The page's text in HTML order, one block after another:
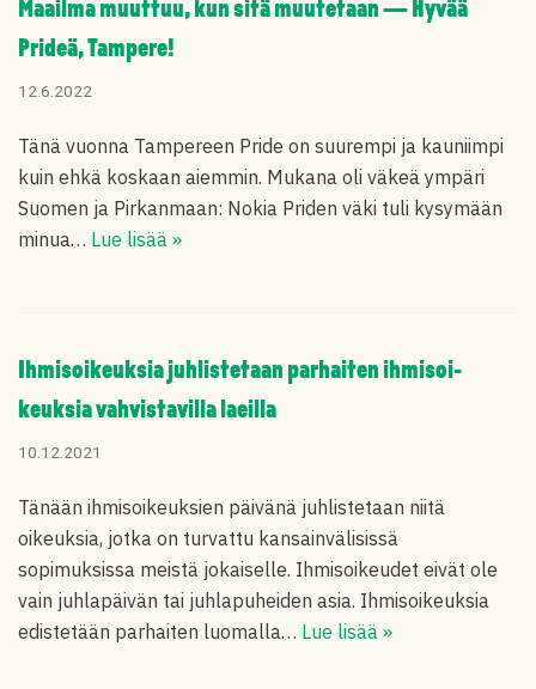
Maailma muuttuu, kun sitä muutetaan — Hyvää
Prideä, Tampere!
12.6.2022
Tänä vuonna Tampereen Pride on suurempi ja kauniimpi
kuin ehkä koskaan aiemmin. Mukana oli väkeä ympäri
Suomen ja Pirkanmaan: Nokia Priden väki tuli kysymään
minua… Lue lisää »
Ihmisoi­keuksia juhliste­taan parhaiten ihmisoi­
keuksia vahvista­villa laeilla
10.12.2021
Tänään ihmisoikeuksien päivänä juhlistetaan niitä
oikeuksia, jotka on turvattu kansainvälisissä
sopimuksissa meistä jokaiselle. Ihmisoikeudet eivät ole
vain juhlapäivän tai juhlapuheiden asia. Ihmisoikeuksia
edistetään parhaiten luomalla… Lue lisää »